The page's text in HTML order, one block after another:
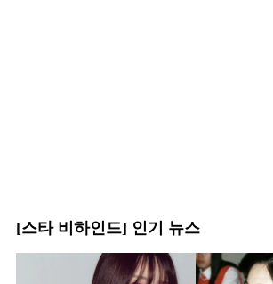
[스타 비하인드] 인기 뉴스